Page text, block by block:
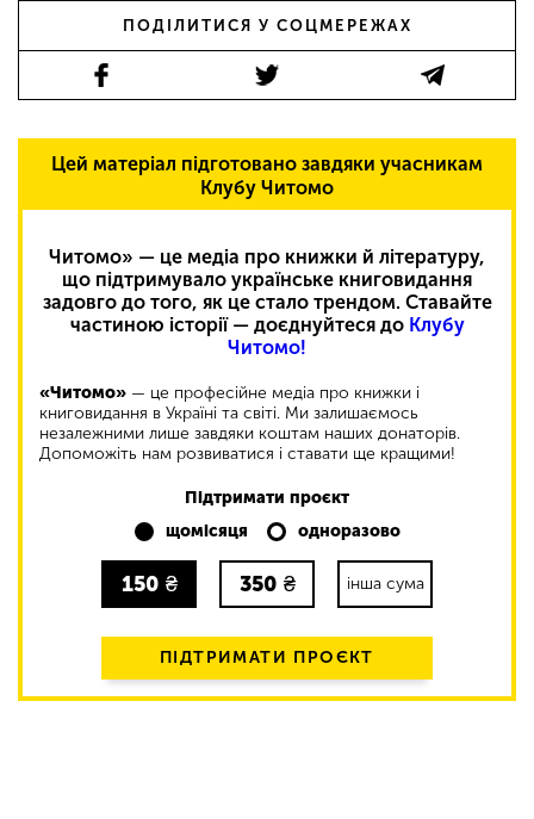
ПОДІЛИТИСЯ У СОЦМЕРЕЖАХ
Цей матеріал підготовано завдяки учасникам
Клубу Читомо
Читомо» — це медіа про книжки й літературу,
що підтримувало українське книговидання
задовго до того, як це стало трендом. Ставайте
частиною історії — доєднуйтеся до Клубу
Читомо!
«Читомо» — це професійне медіа про книжки і
книговидання в Україні та світі. Ми залишаємось
незалежними лише завдяки коштам наших донаторів.
Допоможіть нам розвиватися і ставати ще кращими!
Підтримати проєкт
щомісяця
одноразово
150 ₴ 350 ₴ інша сума
ПІДТРИМАТИ ПРОЄКТ